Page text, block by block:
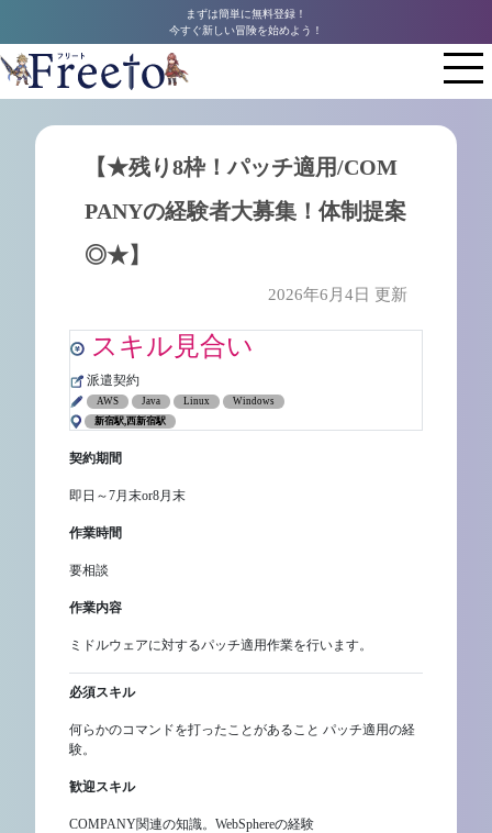
まずは簡単に無料登録！
今すぐ新しい冒険を始めよう！
【★残り8枠！パッチ適用/COM
PANYの経験者大募集！体制提案
◎★】
2026年6月4日 更新
スキル見合い
派遣契約
AWS Java Linux
Windows
新宿駅,西新宿駅
契約期間
即日～7月末or8月末
作業時間
要相談
作業内容
ミドルウェアに対するパッチ適用作業を行います。
必須スキル
何らかのコマンドを打ったことがあること パッチ適用の経
験。
歓迎スキル
COMPANY関連の知識。WebSphereの経験